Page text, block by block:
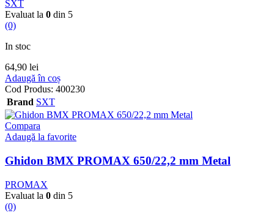
SXT
Evaluat la 0 din 5
(0)
In stoc
64,90 lei
Adaugă în coș
Cod Produs: 400230
Brand SXT
Compara
Adaugă la favorite
Ghidon BMX PROMAX 650/22,2 mm Metal
PROMAX
Evaluat la 0 din 5
(0)